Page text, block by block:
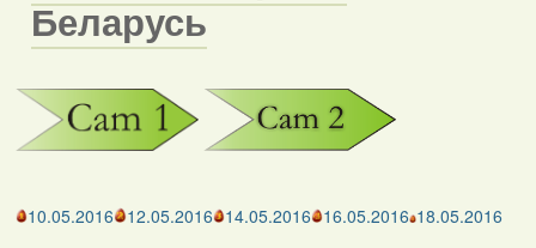
Беларусь
10.05.2016 12.05.2016 14.05.2016 16.05.2016 18.05.2016